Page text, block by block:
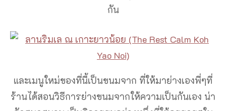
กัน
และเมนูใหม่ของที่นี้เป็นขนมจาก ที่ให้มาย่างเองพี่ๆที่
ร้านได้สอนวิธีการย่างขนมจากให้ความเป็นกันเอง น่า